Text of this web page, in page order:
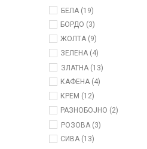
БЕЛА (19)
БОРДО (3)
ЖОЛТА (9)
ЗЕЛЕНА (4)
ЗЛАТНА (13)
КАФЕНА (4)
КРЕМ (12)
РАЗНОБОЈНО (2)
РОЗОВА (3)
СИВА (13)